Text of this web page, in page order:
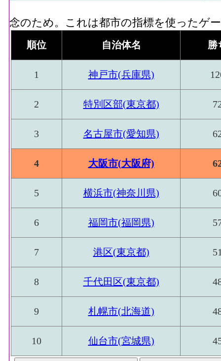
念のため。これは都市の指標を使ったゲ
順位 自治体名 勝
1 神戸市(兵庫県)
2 特別区部(東京都)
3 名古屋市(愛知県)
4 大阪市(大阪府)
5 横浜市(神奈川県)
6 福岡市(福岡県)
7 港区(東京都)
8 千代田区(東京都)
9 札幌市(北海道)
10 仙台市(宮城県)